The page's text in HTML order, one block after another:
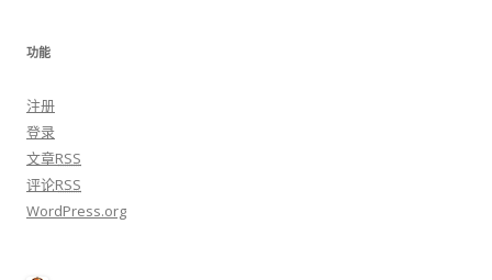
功能
注册
登录
文章RSS
评论RSS
WordPress.org